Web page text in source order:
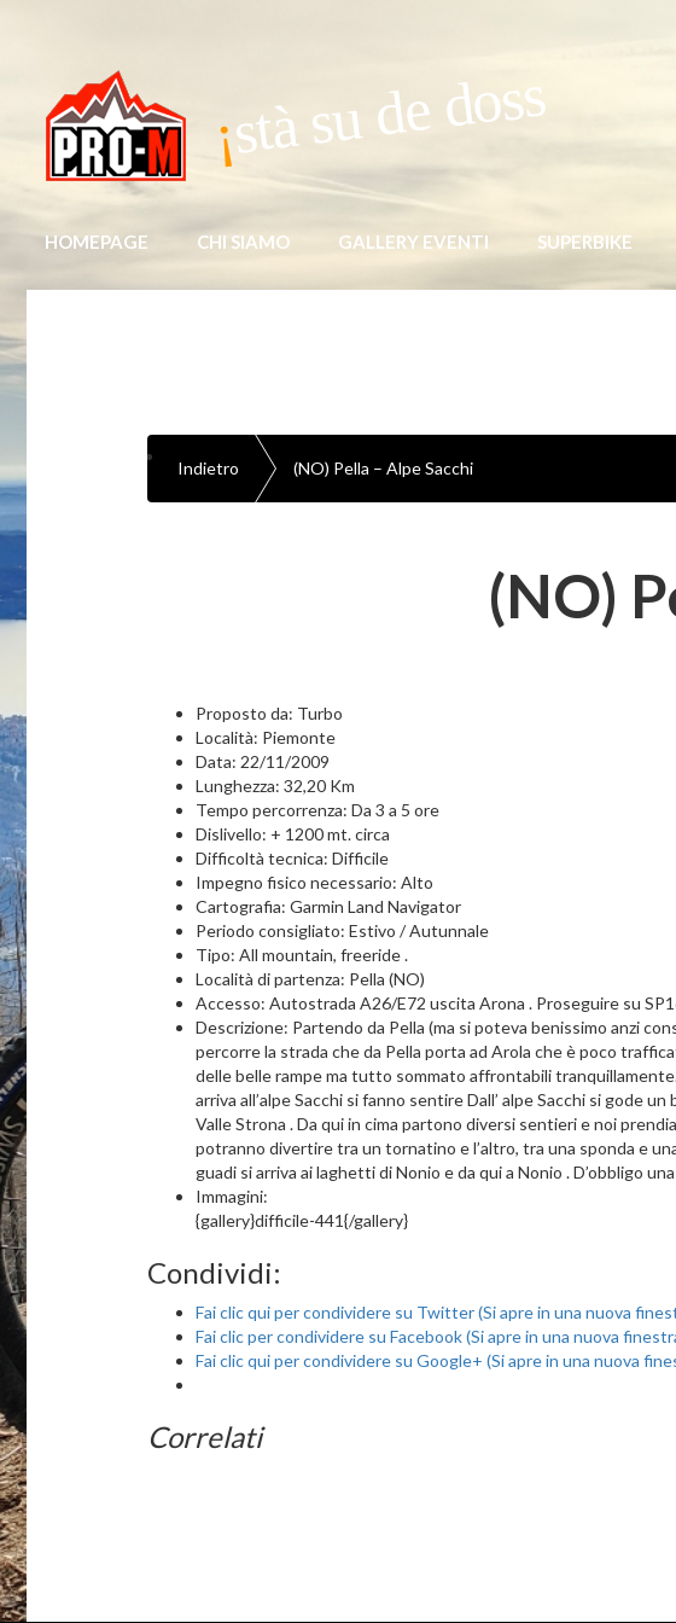
stà su de doss
HOMEPAGE CHI SIAMO GALLERY EVENTI SUPERBIKE
Indietro (NO) Pella – Alpe Sacchi
(NO)
Proposto da: Turbo
Località: Piemonte
Data: 22/11/2009
Lunghezza: 32,20 Km
Tempo percorrenza: Da 3 a 5 ore
Dislivello: + 1200 mt. circa
Difficoltà tecnica: Difficile
Impegno fisico necessario: Alto
Cartografia: Garmin Land Navigator
Periodo consigliato: Estivo / Autunnale
Tipo: All mountain, freeride .
Località di partenza: Pella (NO)
Accesso: Autostrada A26/E72 uscita Arona . Proseguire su
Descrizione: Partendo da Pella (ma si poteva benissimo anzi
percorre la strada che da Pella porta ad Arola che è poco
delle belle rampe ma tutto sommato affrontabili
arriva all’alpe Sacchi si fanno sentire Dall’ alpe Sacchi si gode
Valle Strona . Da qui in cima partono diversi sentieri e noi
potranno divertire tra un tornatino e l’altro, tra una sponda e
guadi si arriva ai laghetti di Nonio e da qui a Nonio . D’obbligo
Immagini:
{gallery}difficile-441{/gallery}
Condividi:
Fai clic qui per condividere su Twitter (Si apre in una nuova
Fai clic per condividere su Facebook (Si apre in una nuova
Fai clic qui per condividere su Google+ (Si apre in una nuova
Correlati